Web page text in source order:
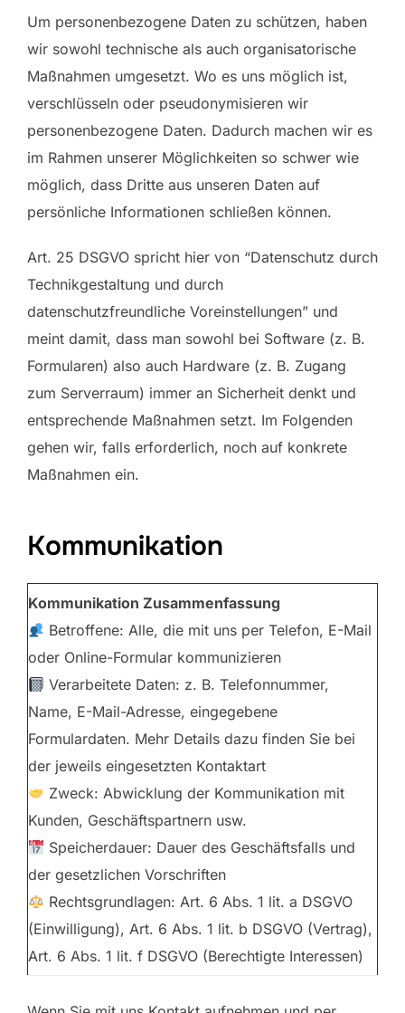
Um personenbezogene Daten zu schützen, haben
wir sowohl technische als auch organisatorische
Maßnahmen umgesetzt. Wo es uns möglich ist,
verschlüsseln oder pseudonymisieren wir
personenbezogene Daten. Dadurch machen wir es
im Rahmen unserer Möglichkeiten so schwer wie
möglich, dass Dritte aus unseren Daten auf
persönliche Informationen schließen können.
Art. 25 DSGVO spricht hier von “Datenschutz durch
Technikgestaltung und durch
datenschutzfreundliche Voreinstellungen” und
meint damit, dass man sowohl bei Software (z. B.
Formularen) also auch Hardware (z. B. Zugang
zum Serverraum) immer an Sicherheit denkt und
entsprechende Maßnahmen setzt. Im Folgenden
gehen wir, falls erforderlich, noch auf konkrete
Maßnahmen ein.
Kommunikation
Kommunikation Zusammenfassung
Betroffene: Alle, die mit uns per Telefon, E-Mail
oder Online-Formular kommunizieren
Verarbeitete Daten: z. B. Telefonnummer,
Name, E-Mail-Adresse, eingegebene
Formulardaten. Mehr Details dazu finden Sie bei
der jeweils eingesetzten Kontaktart
Zweck: Abwicklung der Kommunikation mit
Kunden, Geschäftspartnern usw.
Speicherdauer: Dauer des Geschäftsfalls und
der gesetzlichen Vorschriften
Rechtsgrundlagen: Art. 6 Abs. 1 lit. a DSGVO
(Einwilligung), Art. 6 Abs. 1 lit. b DSGVO (Vertrag),
Art. 6 Abs. 1 lit. f DSGVO (Berechtigte Interessen)